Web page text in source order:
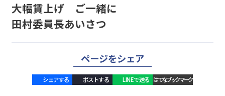
大幅賃上げ ご一緒に
田村委員長あいさつ
ページをシェア
シェアする ポストする LINEで送る はてなブックマーク